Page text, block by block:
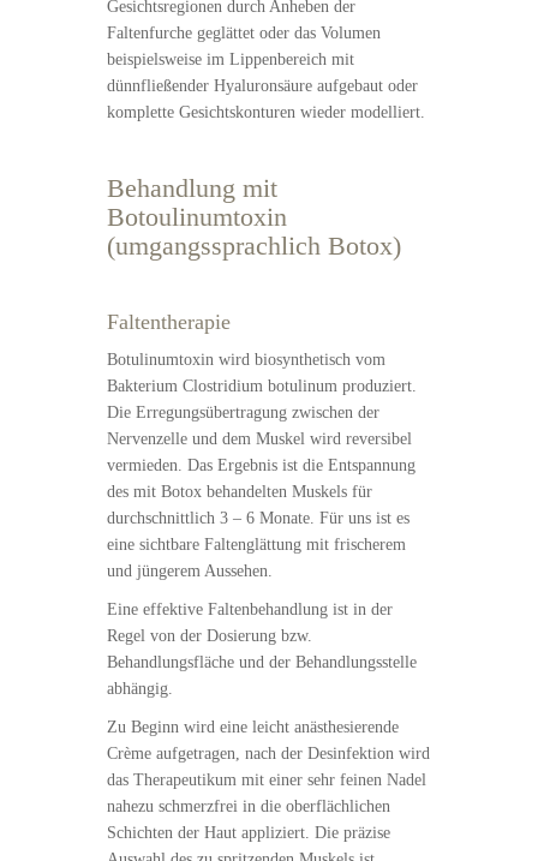
Gesichtsregionen durch Anheben der
Faltenfurche geglättet oder das Volumen
beispielsweise im Lippenbereich mit
dünnfließender Hyaluronsäure aufgebaut oder
komplette Gesichtskonturen wieder modelliert.
Behandlung mit
Botoulinumtoxin
(umgangssprachlich Botox)
Faltentherapie
Botulinumtoxin wird biosynthetisch vom
Bakterium Clostridium botulinum produziert.
Die Erregungsübertragung zwischen der
Nervenzelle und dem Muskel wird reversibel
vermieden. Das Ergebnis ist die Entspannung
des mit Botox behandelten Muskels für
durchschnittlich 3 – 6 Monate. Für uns ist es
eine sichtbare Faltenglättung mit frischerem
und jüngerem Aussehen.
Eine effektive Faltenbehandlung ist in der
Regel von der Dosierung bzw.
Behandlungsfläche und der Behandlungsstelle
abhängig.
Zu Beginn wird eine leicht anästhesierende
Crème aufgetragen, nach der Desinfektion wird
das Therapeutikum mit einer sehr feinen Nadel
nahezu schmerzfrei in die oberflächlichen
Schichten der Haut appliziert. Die präzise